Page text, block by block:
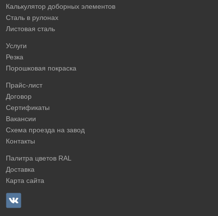
Калькулятор доборных элементов
Сталь в рулонах
Листовая сталь
Услуги
Резка
Порошковая покраска
Прайс-лист
Договор
Сертификаты
Вакансии
Схема проезда на завод
Контакты
Палитра цветов RAL
Доставка
Карта сайта